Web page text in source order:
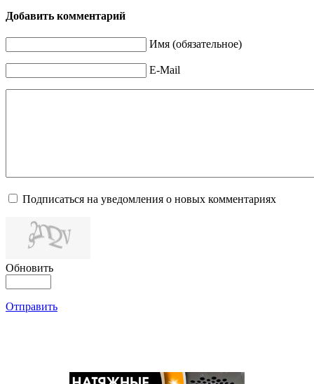
Добавить комментарий
Имя (обязательное)
E-Mail
Подписаться на уведомления о новых комментариях
Обновить
Отправить